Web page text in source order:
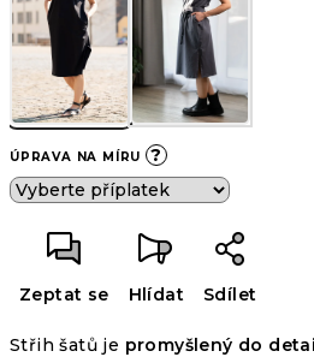
Střih šatů je promyšlený do
ÚPRAVA NA MÍRU ?
Zeptat se Hlídat Sdílet